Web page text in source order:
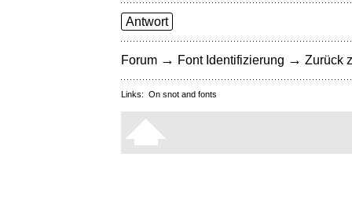
Antwort
Forum → Font Identifizierung → Zurück
Links: On snot and fonts